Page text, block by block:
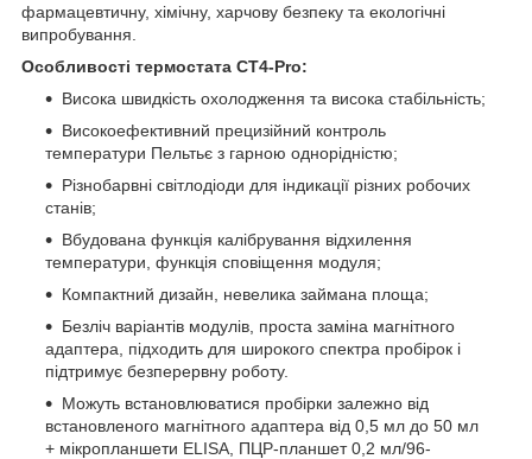
фармацевтичну, хімічну, харчову безпеку та екологічні
випробування.
Особливості термостата CT4-Pro:
Висока швидкість охолодження та висока стабільність;
Високоефективний прецизійний контроль
температури Пельтьє з гарною однорідністю;
Різнобарвні світлодіоди для індикації різних робочих
станів;
Вбудована функція калібрування відхилення
температури, функція сповіщення модуля;
Компактний дизайн, невелика займана площа;
Безліч варіантів модулів, проста заміна магнітного
адаптера, підходить для широкого спектра пробірок і
підтримує безперервну роботу.
Можуть встановлюватися пробірки залежно від
встановленого магнітного адаптера від 0,5 мл до 50 мл
+ мікропланшети ELISA, ПЦР-планшет 0,2 мл/96-